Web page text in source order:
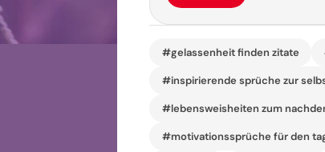
#gelassenheit finden zitate
#inspirierende sprüche zur
#lebensweisheiten zum
#motivationssprüche für den